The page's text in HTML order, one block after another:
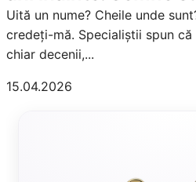
Uită un nume? Cheile unde
credeți-mă. Specialiștii spun
chiar decenii,...
15.04.2026